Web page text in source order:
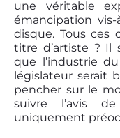
une véritable
émancipation
disque. Tous ces
titre d’artiste ? Il
que l’industrie
législateur serait
pencher sur le
suivre l’avis
uniquement